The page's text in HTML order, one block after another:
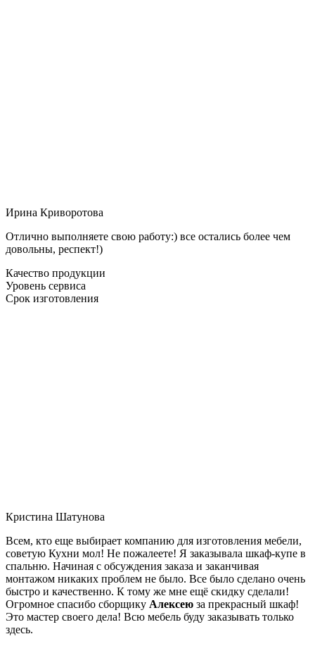
Ирина Криворотова
Отлично выполняете свою работу:) все остались более чем
довольны, респект!)
Качество продукции
Уровень сервиса
Срок изготовления
Кристина Шатунова
Всем, кто еще выбирает компанию для изготовления мебели,
советую Кухни мол! Не пожалеете! Я заказывала шкаф-купе в
спальню. Начиная с обсуждения заказа и заканчивая
монтажом никаких проблем не было. Все было сделано очень
быстро и качественно. К тому же мне ещё скидку сделали!
Огромное спасибо сборщику Алексею за прекрасный шкаф!
Это мастер своего дела! Всю мебель буду заказывать только
здесь.